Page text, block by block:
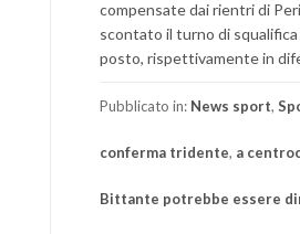
compensate dai rientri di
scontato il turno di
posto, rispettivamente in
Pubblicato in: News sport,
conferma tridente, a
Bittante potrebbe essere